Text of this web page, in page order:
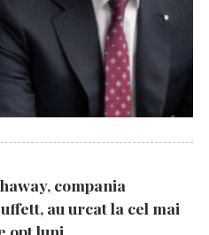
compania
au urcat la cel mai